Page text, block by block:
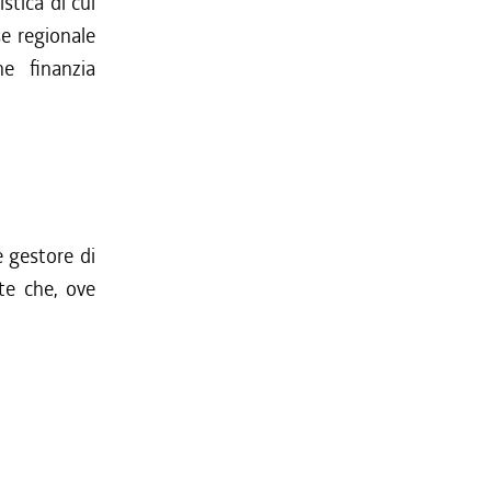
regionale
finanzia
gestore di
che, ove